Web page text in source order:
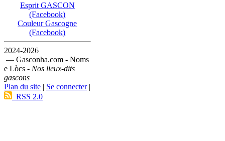
Esprit GASCON
(Facebook)
Couleur Gascogne
(Facebook)
2024-2026
— Gasconha.com - Noms
e Lòcs - Nos lieux-dits
gascons
Plan du site | Se connecter|
RSS 2.0